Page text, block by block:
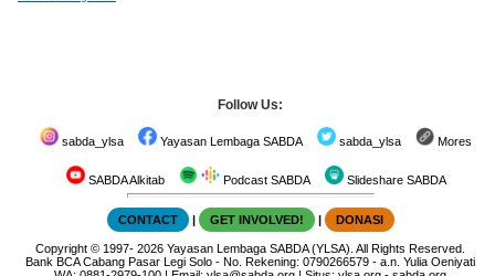
Follow Us:
sabda_ylsa Yayasan Lembaga SABDA sabda_ylsa Mores
SABDA Alkitab Podcast SABDA Slideshare SABDA
CONTACT | GET INVOLVED! | DONASI
Copyright © 1997-2026Yayasan Lembaga SABDA (YLSA). All Rights Reserved.
Bank BCA Cabang Pasar Legi Solo - No. Rekening: 0790266579 - a.n. Yulia Oeniyati